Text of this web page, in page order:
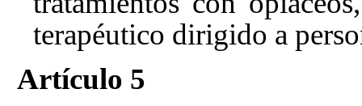
terapéutico dirigido a
Artículo 5